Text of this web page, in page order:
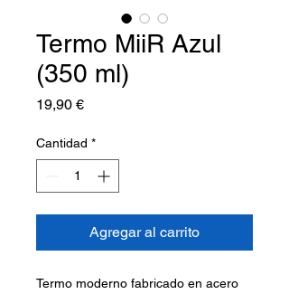
Termo MiiR Azul
(350 ml)
19,90 €Precio
Cantidad *
Agregar al carrito
Termo moderno fabricado en acero